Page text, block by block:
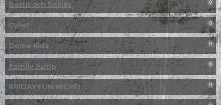
Bästis och Snällis 0
Cykel 0
Dome Kids 0
Family Jump 0
FRIDAY FUN NIGHT! 0